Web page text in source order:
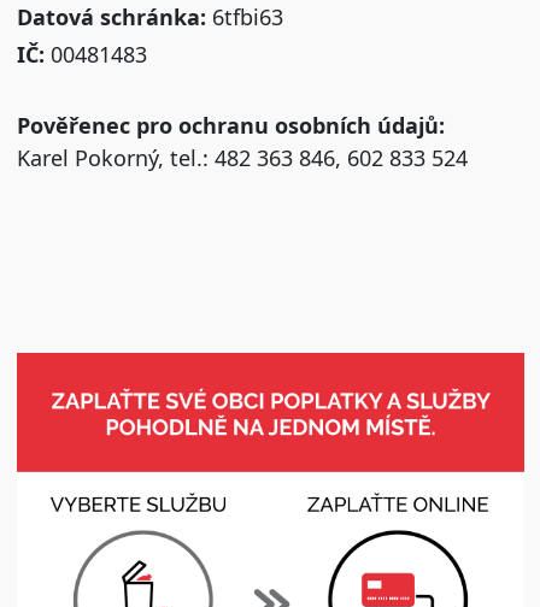
Datová schránka: 6tfbi63
IČ: 00481483
Pověřenec pro ochranu osobních údajů:
Karel Pokorný, tel.: 482 363 846, 602 833 524